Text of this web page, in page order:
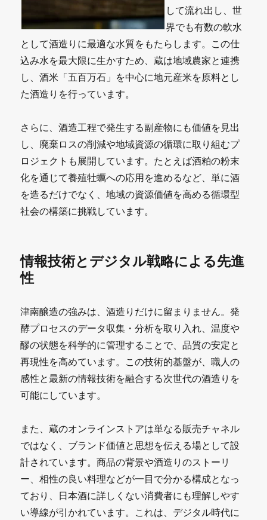
して流れ出し、世
界でも有数の軟水
として酒造りに最適な水質をもたらします。この仕
込み水を最大限に生かすため、蔵は地域農家と連携
し、酒米「五百万石」を中心に地元産米を原料とし
た酒造りを行っています。
さらに、酒造工程で発生する副産物にも価値を見出
し、廃棄ロスの削減や地域資源の循環に取り組むプ
ロジェクトも展開しています。たとえば酒粕の粉末
化を通じて養殖牡蠣への応用を進めるなど、単に酒
を造るだけでなく、地域の資源価値を高める循環型
社会の構築に挑戦しています。
情報技術とデジタル戦略による先進
性
津南醸造の強みは、酒造りだけに留まりません。発
酵プロセスのデータ収集・分析を取り入れ、温度や
醪の状態を科学的に管理することで、品質の安定と
再現性を高めています。この技術的基盤が、職人の
感性と最新の情報技術を融合する次世代の酒造りを
可能にしています。
また、蔵のオンラインストアは単なる販売チャネル
ではなく、ブランド価値と思想を伝える場として設
計されています。商品の背景や酒造りのストーリ
ー、相性の良い料理などが一目で分かる構成となっ
ており、日本酒に詳しくない消費者にも理解しやす
い導線が引かれています。これは、デジタル時代に